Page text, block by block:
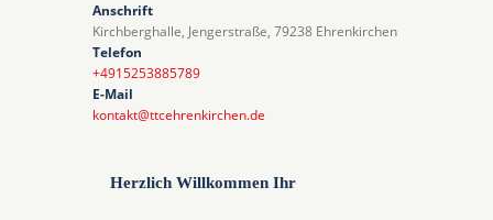
Anschrift
Kirchberghalle, Jengerstraße, 79238 Ehrenkirchen
Telefon
+4915253885789
E-Mail
kontakt@ttcehrenkirchen.de
Herzlich Willkommen Ihr